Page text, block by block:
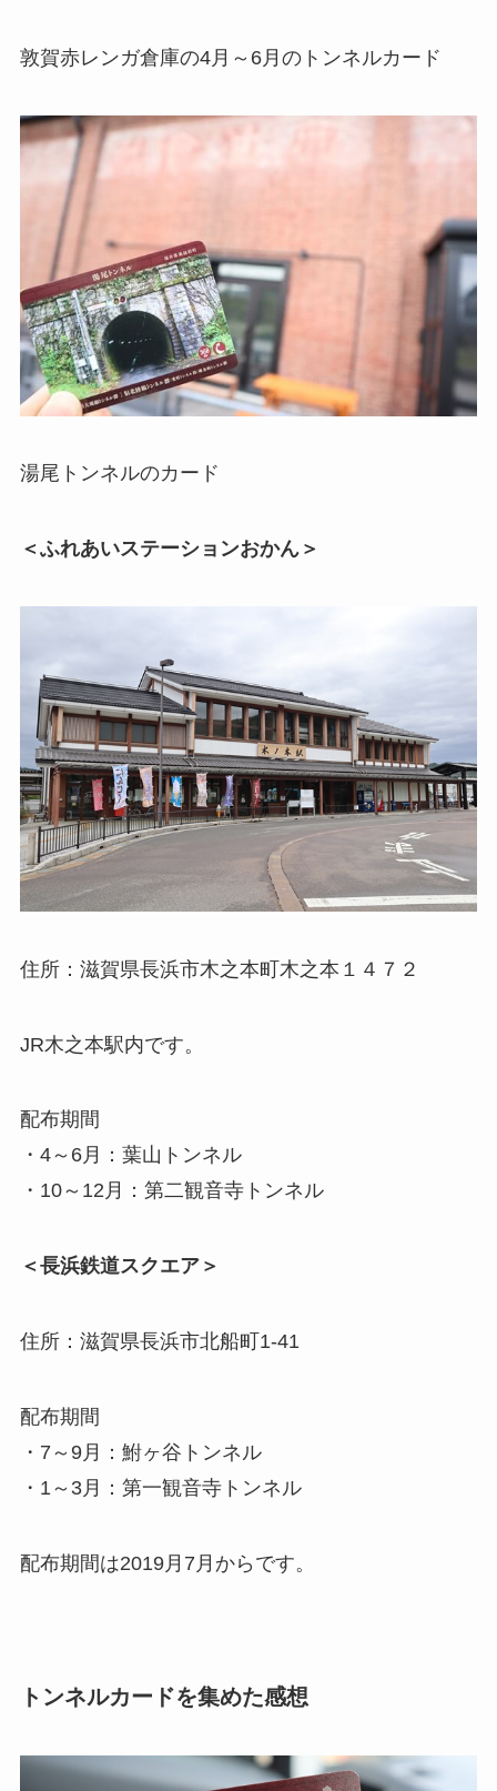
敦賀赤レンガ倉庫の4月～6月のトンネルカード
湯尾トンネルのカード
＜ふれあいステーションおかん＞
住所：滋賀県長浜市木之本町木之本１４７２
JR木之本駅内です。
配布期間
・4～6月：葉山トンネル
・10～12月：第二観音寺トンネル
＜長浜鉄道スクエア＞
住所：滋賀県長浜市北船町1-41
配布期間
・7～9月：鮒ヶ谷トンネル
・1～3月：第一観音寺トンネル
配布期間は2019月7月からです。
トンネルカードを集めた感想